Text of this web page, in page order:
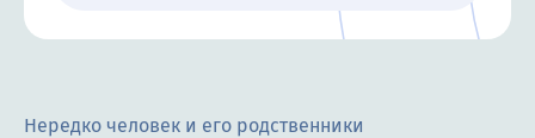
Нередко человек и его родственники